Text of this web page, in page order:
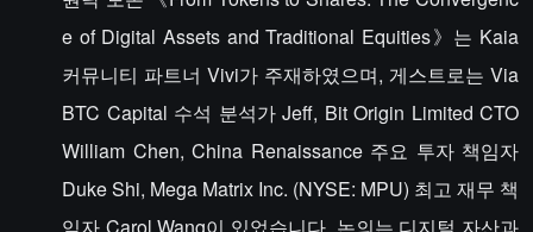
e of Digital Assets and Traditional Equities》는 Kaia
커뮤니티 파트너 Vivi가 주재하였으며, 게스트로는 Via
BTC Capital 수석 분석가 Jeff, Bit Origin Limited CTO
William Chen, China Renaissance 주요 투자 책임자
Duke Shi, Mega Matrix Inc. (NYSE: MPU) 최고 재무 책